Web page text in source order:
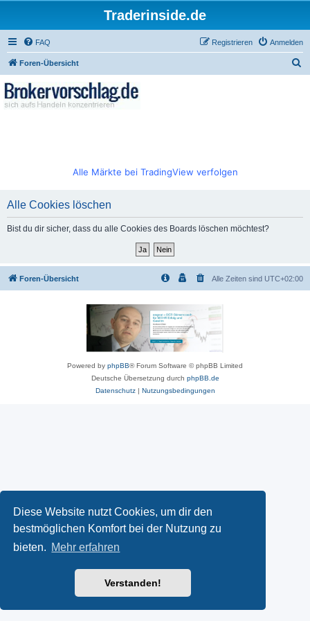
Diese Website nutzt Cookies, um dir den
bestmöglichen Komfort bei der Nutzung zu
bieten. Mehr erfahren
Verstanden!
Traderinside.de
FAQ Anmelden
Registrieren
Foren-Übersicht
Alle Märkte bei TradingView verfolgen
Alle Cookies löschen
Bist du dir sicher, dass du alle Cookies des Boards löschen möchtest?
Foren-Übersicht Alle Zeiten sind UTC+02:00
Powered by phpBB® Forum Software © phpBB Limited
Deutsche Übersetzung durch phpBB.de
Datenschutz| Nutzungsbedingungen